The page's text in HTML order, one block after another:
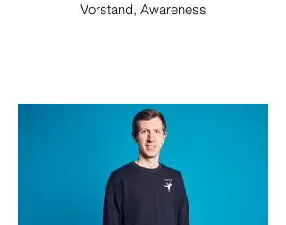
Vorstand, Awareness